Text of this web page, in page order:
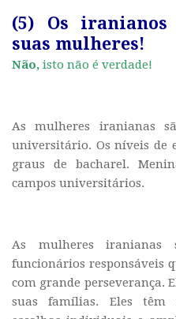
(5) Os
suas mulheres!
Não, isto não é verdade!
As mulheres iranianas
universitário. Os níveis de
graus de bacharel.
campos universitários.
As mulheres iranianas
funcionários responsáveis
com grande perseverança.
suas famílias. Eles têm